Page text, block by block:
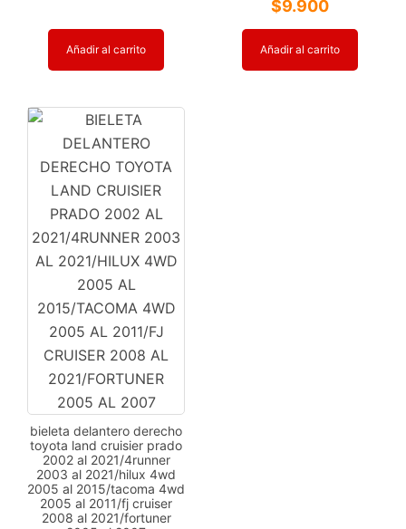
Añadir al carrito
$9.900
Añadir al carrito
bieleta delantero derecho
toyota land cruisier prado
2002 al 2021/4runner
2003 al 2021/hilux 4wd
2005 al 2015/tacoma 4wd
2005 al 2011/fj cruiser
2008 al 2021/fortuner